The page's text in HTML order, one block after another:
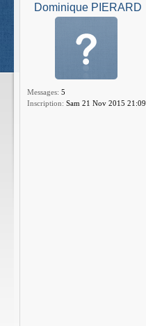
Dominique PIERARD
Messages: 5
Inscription: Sam 21 Nov 2015 21:09